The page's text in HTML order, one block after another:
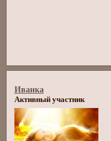
Иванка
Активный участник